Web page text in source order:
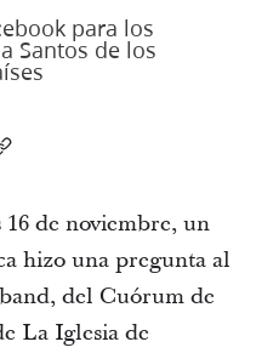
para los
Santos de los
de noviembre, un
hizo una pregunta al
del Cuórum de
La Iglesia de